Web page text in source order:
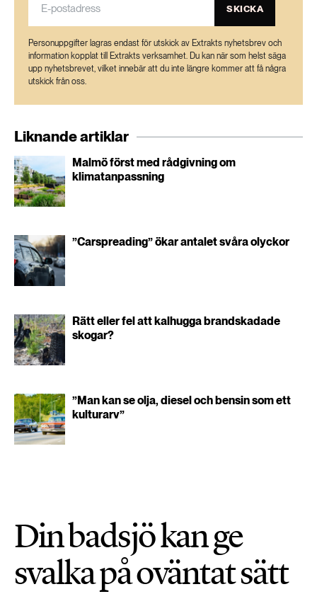
SKICKA
Personuppgifter lagras endast för utskick av Extrakts nyhetsbrev och
information kopplat till Extrakts verksamhet. Du kan när som helst säga
upp nyhetsbrevet, vilket innebär att du inte längre kommer att få några
utskick från oss.
Liknande artiklar
Malmö först med rådgivning om
klimatanpassning
”Carspreading” ökar antalet svåra olyckor
Rätt eller fel att kalhugga brandskadade
skogar?
”Man kan se olja, diesel och bensin som ett
kulturarv”
Din badsjö kan ge
svalka på oväntat sätt